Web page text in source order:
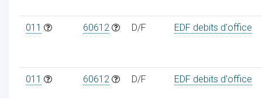
011 60612 D/F EDF debits d'office
011 60612 D/F EDF debits d'office